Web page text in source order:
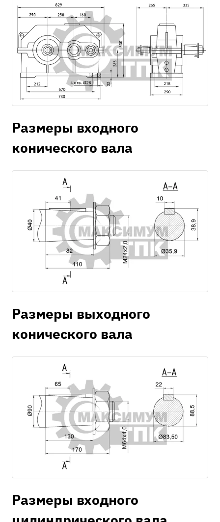
Размеры входного
конического вала
Размеры выходного
конического вала
Размеры входного